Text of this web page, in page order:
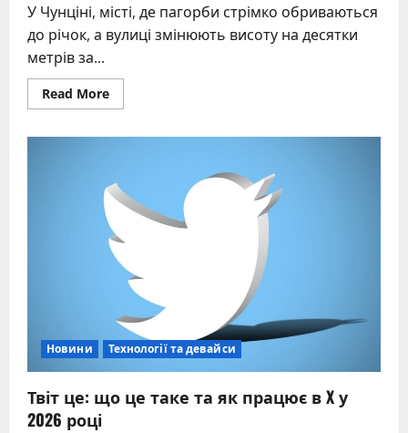
У Чунціні, місті, де пагорби стрімко обриваються
до річок, а вулиці змінюють висоту на десятки
метрів за...
Read MoreRead
more
світі
—
Хун’яньцунь
у
Чунціні
Новини Технології та девайси
Твіт це: що це таке та як працює в X у
2026 році